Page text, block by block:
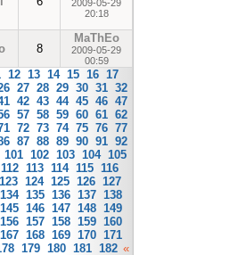
2009-05-29
20:18
8
MaThEo
2009-05-29
00:59
12 13 14 15 16 17
27 28 29 30 31 32
42 43 44 45 46 47
57 58 59 60 61 62
72 73 74 75 76 77
87 88 89 90 91 92
101 102 103 104 105
112 113 114 115 116
123 124 125 126 127
134 135 136 137 138
145 146 147 148 149
156 157 158 159 160
167 168 169 170 171
179 180 181 182 «